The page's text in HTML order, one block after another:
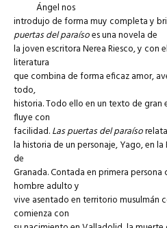
Ángel nos
introdujo de forma muy completa y
puertas del paraísoes una novela de
la joven escritora Nerea Riesco, y con
literatura
que combina de forma eficaz amor,
todo,
historia. Todo ello en un texto de gran
fluye con
facilidad.Las puertas del paraísorelata
la historia de un personaje, Yago, en
de
Granada. Contada en primera persona
hombre adulto y
vive asentado en territorio musulmán
comienza con